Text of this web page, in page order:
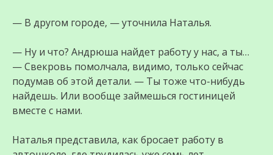
— В другом городе, — уточнила Наталья.
— Ну и что? Андрюша найдет работу у нас, а ты…
— Свекровь помолчала, видимо, только сейчас
подумав об этой детали. — Ты тоже что-нибудь
найдешь. Или вообще займешься гостиницей
вместе с нами.
Наталья представила, как бросает работу в